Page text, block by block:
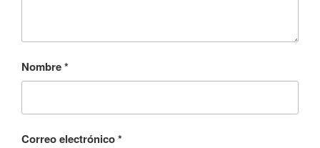
Nombre*
Correo electrónico*